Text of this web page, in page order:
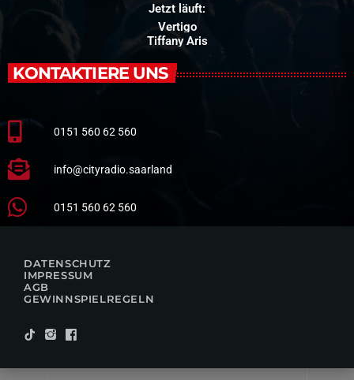
Jetzt läuft:
Vertigo
Tiffany Aris
KONTAKTIERE UNS
0151 560 62 560
info@cityradio.saarland
0151 560 62 560
DATENSCHUTZ
IMPRESSUM
AGB
GEWINNSPIELREGELN